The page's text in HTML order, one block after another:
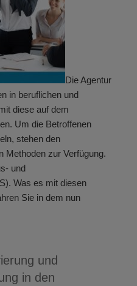
Die Agentur
in beruflichen und
diese auf dem
Um die Betroffenen
stehen den
Methoden zur Verfügung.
und
Was es mit diesen
Sie in dem nun
und
in den